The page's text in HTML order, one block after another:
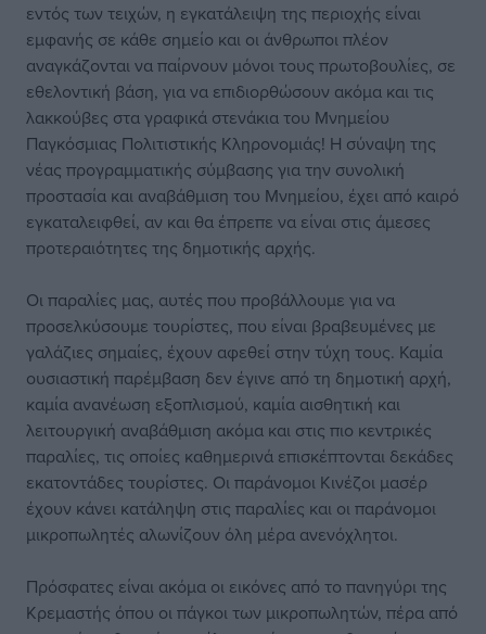
εντός των τειχών, η εγκατάλειψη της περιοχής είναι
εμφανής σε κάθε σημείο και οι άνθρωποι πλέον
αναγκάζονται να παίρνουν μόνοι τους πρωτοβουλίες, σε
εθελοντική βάση, για να επιδιορθώσουν ακόμα και τις
λακκούβες στα γραφικά στενάκια του Μνημείου
Παγκόσμιας Πολιτιστικής Κληρονομιάς! Η σύναψη της
νέας προγραμματικής σύμβασης για την συνολική
προστασία και αναβάθμιση του Μνημείου, έχει από καιρό
εγκαταλειφθεί, αν και θα έπρεπε να είναι στις άμεσες
προτεραιότητες της δημοτικής αρχής.
Οι παραλίες μας, αυτές που προβάλλουμε για να
προσελκύσουμε τουρίστες, που είναι βραβευμένες με
γαλάζιες σημαίες, έχουν αφεθεί στην τύχη τους. Καμία
ουσιαστική παρέμβαση δεν έγινε από τη δημοτική αρχή,
καμία ανανέωση εξοπλισμού, καμία αισθητική και
λειτουργική αναβάθμιση ακόμα και στις πιο κεντρικές
παραλίες, τις οποίες καθημερινά επισκέπτονται δεκάδες
εκατοντάδες τουρίστες. Οι παράνομοι Κινέζοι μασέρ
έχουν κάνει κατάληψη στις παραλίες και οι παράνομοι
μικροπωλητές αλωνίζουν όλη μέρα ανενόχλητοι.
Πρόσφατες είναι ακόμα οι εικόνες από το πανηγύρι της
Κρεμαστής όπου οι πάγκοι των μικροπωλητών, πέρα από